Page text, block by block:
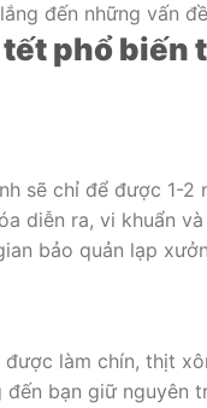
đến những vấn
phổ
sẽ chỉ để được 1-
diễn ra, vi khuẩn
bảo quản lạp
làm chín, thịt
bạn giữ nguyên